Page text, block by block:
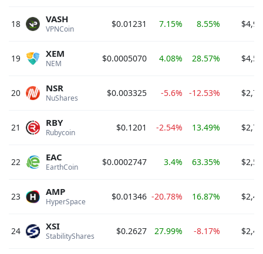
18 VPNCoin
VASH $0.01231 7.15% 8.55%
19 NEM
XEM $0.0005070 4.08% 28.57%
20 NuShares
NSR $0.003325 -5.6% -12.53%
21 Rubycoin
RBY $0.1201 -2.54% 13.49%
22 EarthCoin
EAC $0.0002747 3.4% 63.35%
23 HyperSpace
AMP $0.01346 -20.78% 16.87%
24 StabilityShares
XSI $0.2627 27.99% -8.17%